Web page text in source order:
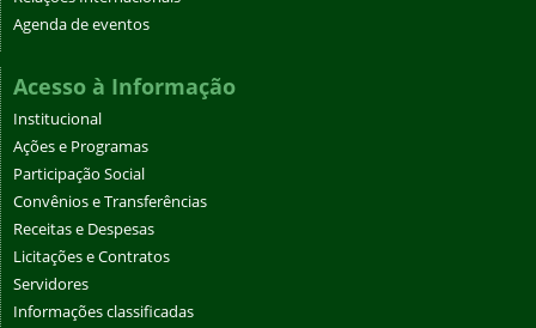
Agenda de eventos
Acesso à Informação
Institucional
Ações e Programas
Participação Social
Convênios e Transferências
Receitas e Despesas
Licitações e Contratos
Servidores
Informações classificadas